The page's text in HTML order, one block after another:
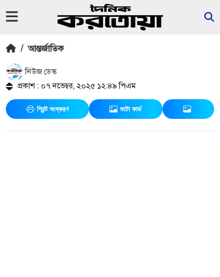
/ আন্তর্জাতিক
নিউজ ডেস্ক
প্রকাশ : ০৭ নভেম্বর, ২০২৫ ১২:৪৯ পিএম
প্রিন্ট সংস্করণ ফটো কার্ড